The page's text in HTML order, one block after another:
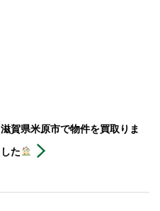
滋賀県米原市で物件を買取りま
した